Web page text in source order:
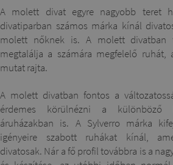
A molett divat egyre nagyobb teret
divatiparban számos márka kínál
molett nőknek is. A molett divatban
megtalálja a számára megfelelő ruhát,
mutat rajta.
A molett divatban fontos a
érdemes körülnézni a
áruházakban is. A Sylverro márka
igényeire szabott ruhákat kínál,
divatosak. Nár a fő profil továbbra is a